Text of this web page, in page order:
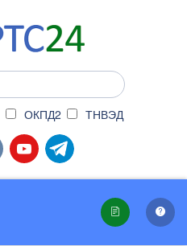
ОКПД2 ТНВЭД